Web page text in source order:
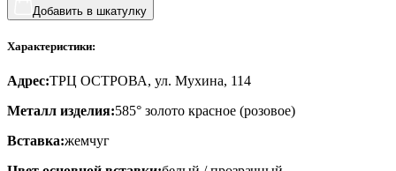
яблочки
ящерки
Добавить в шкатулку
Характеристики:
Адрес:ТРЦ ОСТРОВА, ул. Мухина, 114
Металл изделия:585° золото красное (розовое)
Вставка:жемчуг